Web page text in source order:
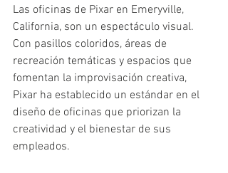
Las oficinas de Pixar en Emeryville,
California, son un espectáculo visual.
Con pasillos coloridos, áreas de
recreación temáticas y espacios que
fomentan la improvisación creativa,
Pixar ha establecido un estándar en el
diseño de oficinas que priorizan la
creatividad y el bienestar de sus
empleados.